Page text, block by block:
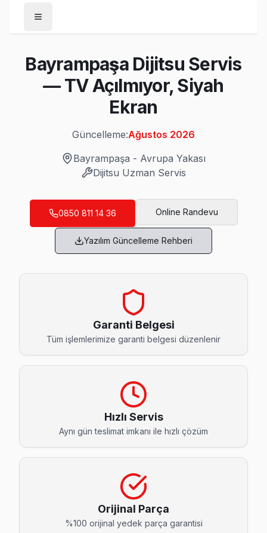
/Bayrampaşa
Dijitsu
Ağustos 2026
Altıntepsi Dijitsu Servis
Altıntepsi'den gelen Dijitsu TV arızaları arasında en sık
Bayrampaşa Dijitsu Servis →
Cevatpaşa Dijitsu Servis
Bayrampaşa'da Cevatpaşa bölgesindeki Dijitsu
Bayrampaşa Dijitsu Servis →
İsmetpaşa Dijitsu Servis
Bayrampaşa'da İsmetpaşa mahallesi için Dijitsu TV fiyat
Kartaltepe Dijitsu Servis
Bayrampaşa genelinde Kartaltepe bölgesinde Dijitsu TV
Bayrampaşa Dijitsu Servis →
Kocatepe Dijitsu Servis
Kocatepe sakinleri Dijitsu TV arızaları için sık bizi tercih
Kocatepe Dijitsu Anakart Tamiri →
Muratpaşa Dijitsu Servis
Bayrampaşa Dijitsu Servis
— TV Açılmıyor, Siyah
Ekran
Güncelleme:Ağustos 2026
Bayrampaşa - Avrupa Yakası
Dijitsu Uzman Servis
0850 811 14 36 Online Randevu
Yazılım Güncelleme Rehberi
Garanti Belgesi
Tüm işlemlerimize garanti belgesi düzenlenir
Hızlı Servis
Aynı gün teslimat imkanı ile hızlı çözüm
Orijinal Parça
%100 orijinal yedek parça garantisi